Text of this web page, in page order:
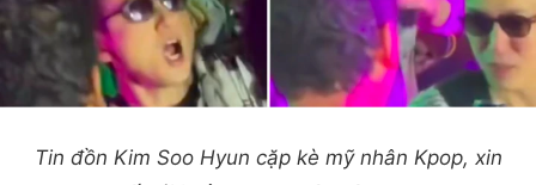
Tin đồn Kim Soo Hyun cặp kè mỹ nhân Kpop, xin